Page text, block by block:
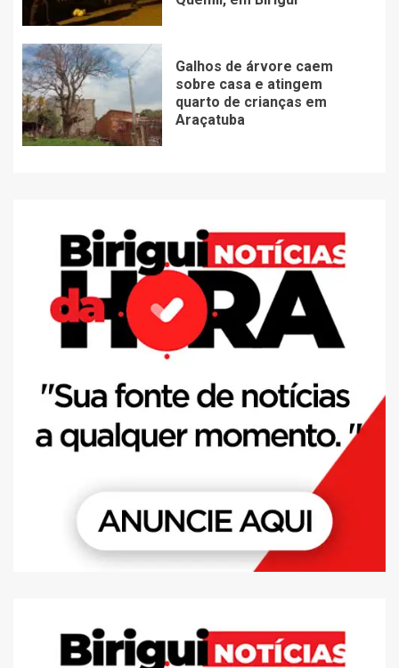
Galhos de árvore caem
sobre casa e atingem
quarto de crianças em
Araçatuba